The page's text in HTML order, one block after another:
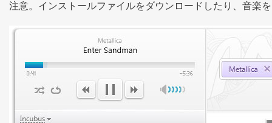
注意。インストールファイルをダウンロードしたり、音楽